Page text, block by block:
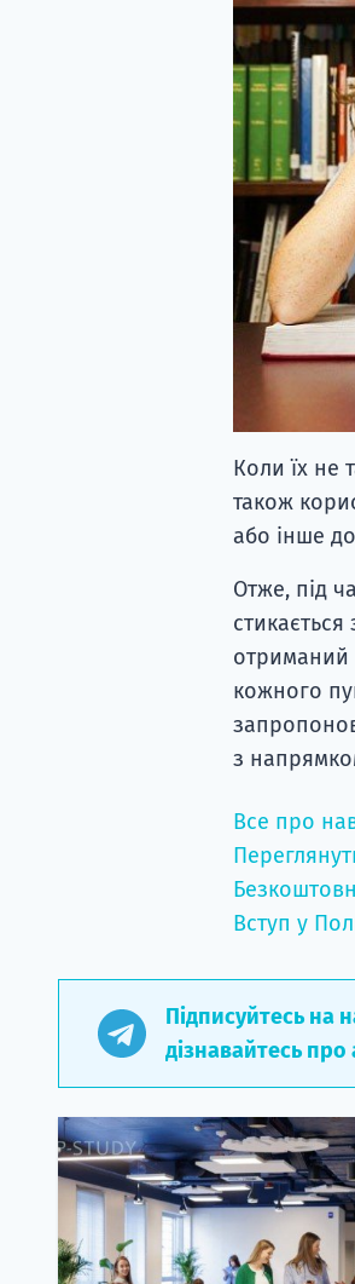
Коли їх не
також
або інше
Отже, під
отриманий
кожного
з
Все про
Вступ у
Підписуйтесь на
дізнавайтесь про